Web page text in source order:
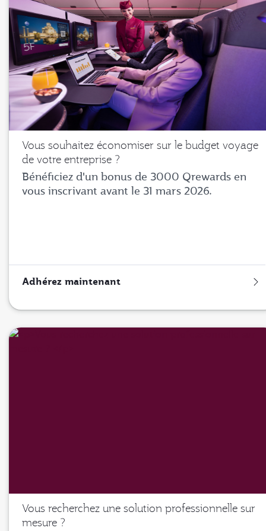
Vous souhaitez économiser sur le budget voyage
de votre entreprise ?
Bénéficiez d'un bonus de 3000 Qrewards en
vous inscrivant avant le 31 mars 2026.
Adhérez maintenant
Vous recherchez une solution professionnelle sur
mesure ?